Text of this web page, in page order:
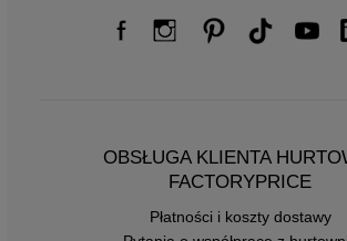
OBSŁUGA KLIENTA
FACTORYPRICE
Płatności i koszty dostawy